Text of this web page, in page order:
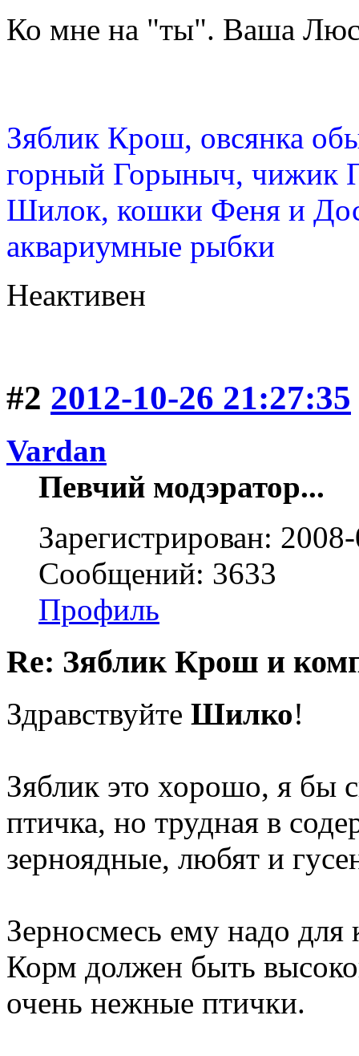
Ко мне на "ты". Ваша
Зяблик Крош, овсянка
горный Горыныч, чижик
Шилок, кошки Феня и
аквариумные рыбки
Неактивен
#2 2012-10-26 21:27:35
Vardan
Певчий модэратор...
Зарегистрирован:
Сообщений: 3633
Профиль
Re: Зяблик Крош и
Здравствуйте Шилко!
Зяблик это хорошо, я бы
птичка, но трудная в
зерноядные, любят и
Зерносмесь ему надо для
Корм должен быть
очень нежные птички.